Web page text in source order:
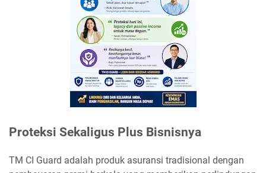
Proteksi Sekaligus Plus Bisnisnya
TM CI Guard adalah produk asuransi tradisional dengan